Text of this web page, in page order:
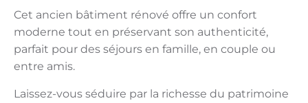
Cet ancien bâtiment rénové offre un confort
moderne tout en préservant son authenticité,
parfait pour des séjours en famille, en couple ou
entre amis.
Laissez-vous séduire par la richesse du patrimoine